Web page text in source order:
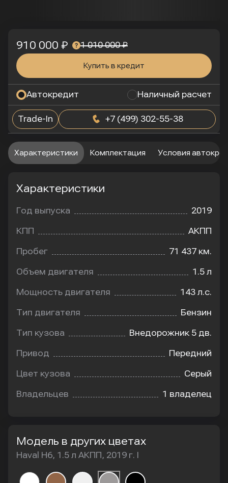
910 000 ₽ 1 010 000 ₽
Купить в кредит
Автокредит Наличный расчет
Trade-In +7 (499) 302-55-38
Характеристики Комплектация Условия
Характеристики
Год выпуска 2019
КПП АКПП
Пробег 71 437 км.
Объем двигателя 1.5 л
Мощность двигателя 143 л.с.
Тип двигателя Бензин
Тип кузова Внедорожник 5 дв.
Привод Передний
Цвет кузова Серый
Владельцев 1 владелец
Модель в других цветах
Haval H6, 1.5 л АКПП, 2019 г. I